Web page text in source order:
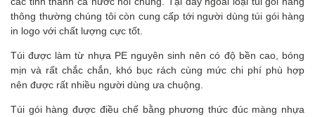
thông thường chúng tôi còn cung cấp tới người dùng túi gói hàng
in logo với chất lượng cực tốt.
Túi được làm từ nhựa PE nguyên sinh nên có độ bền cao, bóng
mịn và rất chắc chắn, khó bục rách cùng mức chi phí phù hợp
nên được rất nhiều người dùng ưa chuộng.
Túi gói hàng được điều chế bằng phương thức đúc màng nhựa